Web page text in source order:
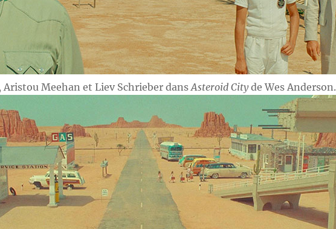
Aristou Meehan et Liev Schrieber dansAsteroid Cityde Wes Anderson.